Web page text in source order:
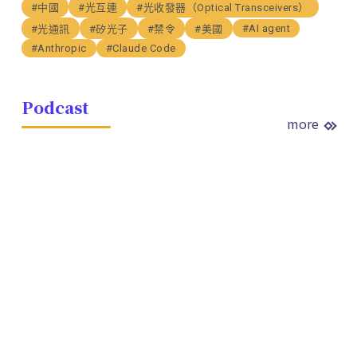
#中國
#光互連
#光收發器（Optical Transceivers）
#光通訊
#矽光子 #禁令 #美國
#AI agent
#Anthropic
#Claude Code
Podcast
more